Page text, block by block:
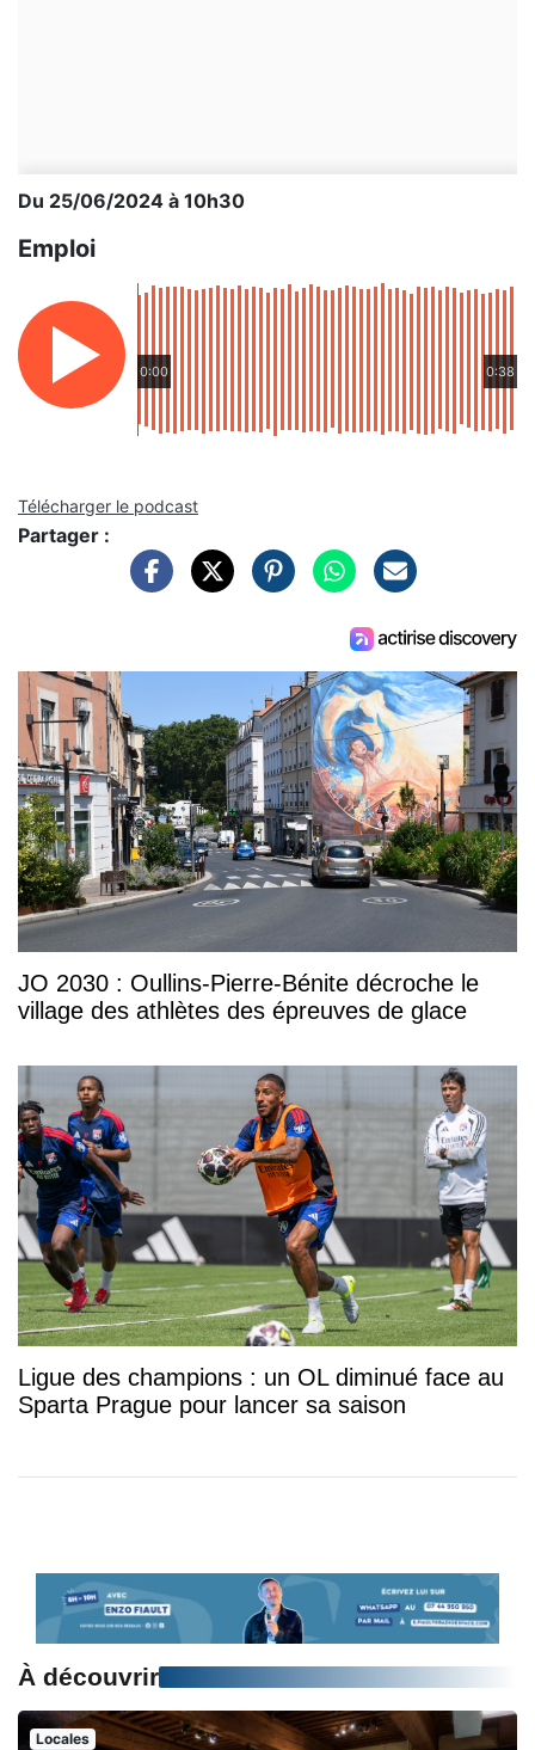
Du 25/06/2024 à 10h30
Emploi
0:00 0:38
Télécharger le podcast
Partager :
JO 2030 : Oullins-Pierre-Bénite décroche le
village des athlètes des épreuves de glace
Ligue des champions : un OL diminué face au
Sparta Prague pour lancer sa saison
À découvrir
Locales